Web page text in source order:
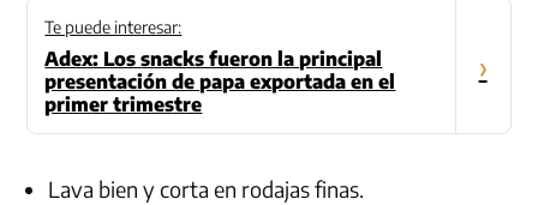
Te puede interesar:
Adex: Los snacks fueron la principal
presentación de papa exportada en el
primer trimestre
›
Lava bien y corta en rodajas finas.